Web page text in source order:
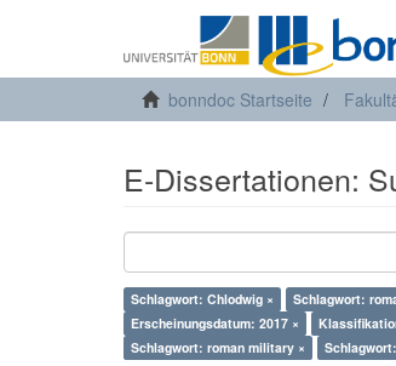
bonndoc Startseite
E-Dissertationen:
Schlagwort: Chlodwig × Schlagwort:
Erscheinungsdatum: 2017 ×
Schlagwort: roman military ×